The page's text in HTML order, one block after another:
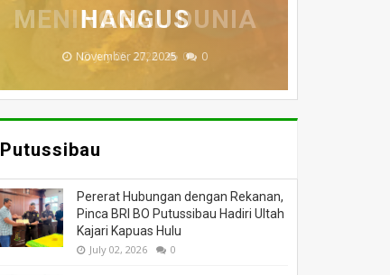
MENINGGAL DUNIA
July 05, 2026 0
HANGUS
November 27, 2025 0
BERI BANTUAN
March 26, 2025 0
DILALAP API
March 13, 2025 0
MASSA
February 18, 2025 0
Putussibau
Pererat Hubungan dengan Rekanan,
Pinca BRI BO Putussibau Hadiri Ultah
Kajari Kapuas Hulu
July 02, 2026 0